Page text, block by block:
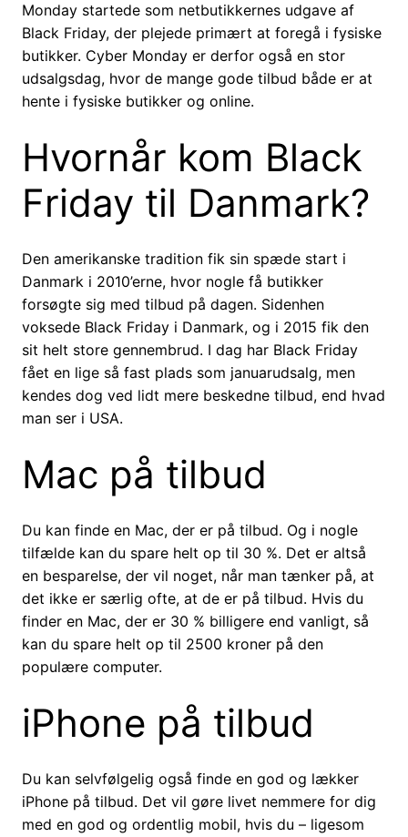
Monday startede som netbutikkernes udgave af
Black Friday, der plejede primært at foregå i fysiske
butikker. Cyber Monday er derfor også en stor
udsalgsdag, hvor de mange gode tilbud både er at
hente i fysiske butikker og online.
Hvornår kom Black
Friday til Danmark?
Den amerikanske tradition fik sin spæde start i
Danmark i 2010’erne, hvor nogle få butikker
forsøgte sig med tilbud på dagen. Sidenhen
voksede Black Friday i Danmark, og i 2015 fik den
sit helt store gennembrud. I dag har Black Friday
fået en lige så fast plads som januarudsalg, men
kendes dog ved lidt mere beskedne tilbud, end hvad
man ser i USA.
Mac på tilbud
Du kan finde en Mac, der er på tilbud. Og i nogle
tilfælde kan du spare helt op til 30 %. Det er altså
en besparelse, der vil noget, når man tænker på, at
det ikke er særlig ofte, at de er på tilbud. Hvis du
finder en Mac, der er 30 % billigere end vanligt, så
kan du spare helt op til 2500 kroner på den
populære computer.
iPhone på tilbud
Du kan selvfølgelig også finde en god og lækker
iPhone på tilbud. Det vil gøre livet nemmere for dig
med en god og ordentlig mobil, hvis du – ligesom